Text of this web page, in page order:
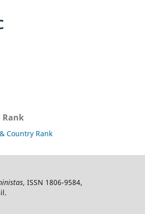
Rank
, ISSN 1806-9584,